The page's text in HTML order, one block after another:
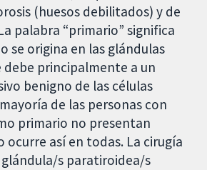
(huesos debilitados) y de
palabra “primario” significa
se origina en las glándulas
debe principalmente a un
benigno de las células
de las personas con
primario no presentan
ocurre así en todas. La cirugía
s paratiroidea/s